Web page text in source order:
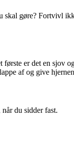
gøre? Fortvivl
er det en sjov
af og give
du sidder fast.